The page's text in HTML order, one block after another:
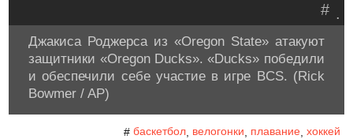
.
#
Джакиса Роджерса из «Oregon State» атакуют
защитники «Oregon Ducks». «Ducks» победили
и обеспечили себе участие в игре BCS. (Rick
Bowmer / AP)
# баскетбол, велогонки плавание, хоккей